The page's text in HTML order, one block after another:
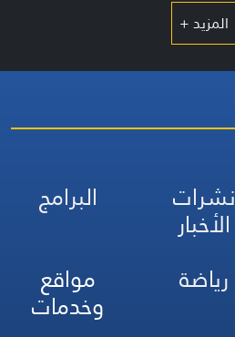
المزيد +
نشرات
الأخبار
البرامج
رياضة مواقع
وخدمات